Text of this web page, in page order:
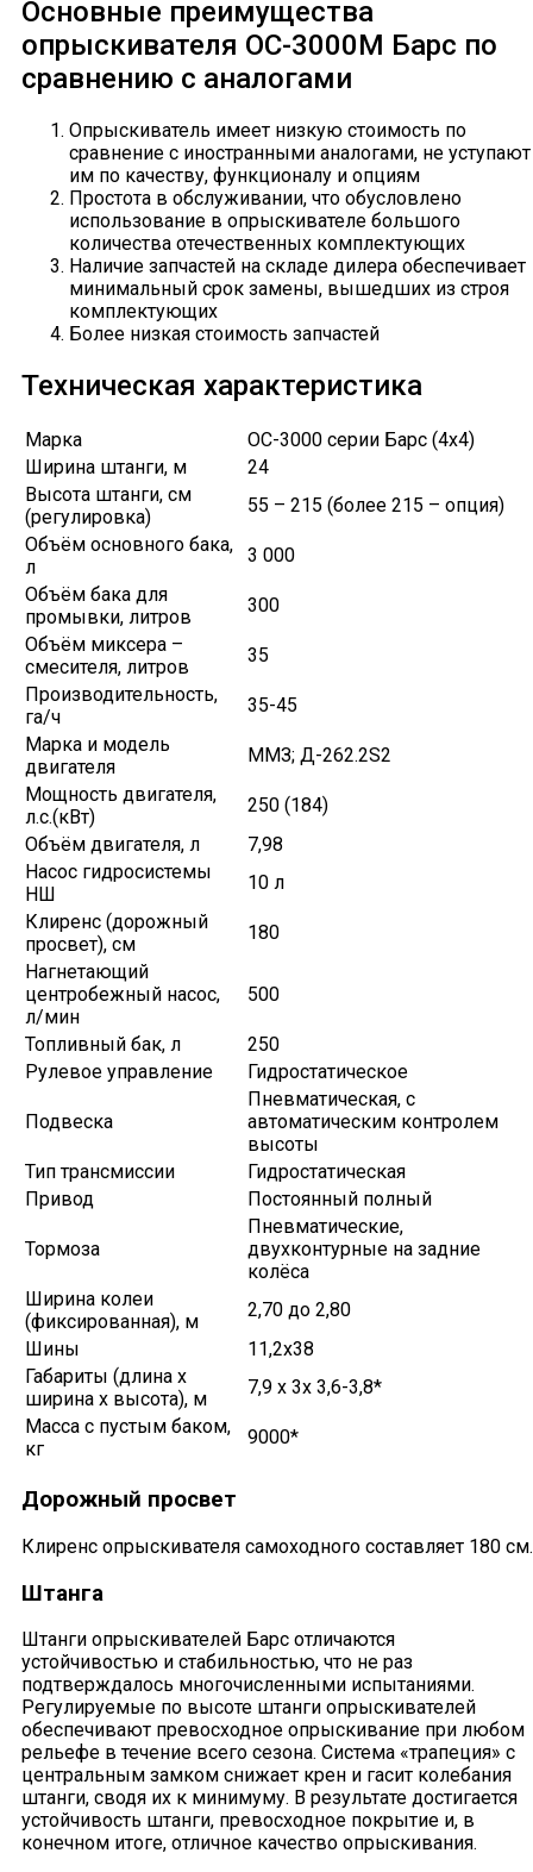
Основные преимущества
опрыскивателя ОС-3000М Барс по
сравнению с аналогами
Опрыскиватель имеет низкую стоимость по
сравнение с иностранными аналогами, не уступают
им по качеству, функционалу и опциям
Простота в обслуживании, что обусловлено
использование в опрыскивателе большого
количества отечественных комплектующих
Наличие запчастей на складе дилера обеспечивает
минимальный срок замены, вышедших из строя
комплектующих
Более низкая стоимость запчастей
Техническая характеристика
Марка
ОС-3000 серии Барс (4х4)
Ширина штанги, м
24
Высота штанги, см
(регулировка)
55 – 215 (более 215 – опция)
Объём основного бака,
л
3 000
Объём бака для
промывки, литров
300
Объём миксера –
смесителя, литров
35
Производительность,
га/ч
35-45
Марка и модель
двигателя
ММЗ; Д-262.2S2
Мощность двигателя,
л.с.(кВт)
250 (184)
Объём двигателя, л
7,98
Насос гидросистемы
НШ
10 л
Клиренс (дорожный
просвет), см
180
Нагнетающий
центробежный насос,
л/мин
500
Топливный бак, л
250
Рулевое управление
Гидростатическое
Подвеска
Пневматическая, с
автоматическим контролем
высоты
Тип трансмиссии
Гидростатическая
Привод
Постоянный полный
Тормоза
Пневматические,
двухконтурные на задние
колёса
Ширина колеи
(фиксированная), м
2,70 до 2,80
Шины
11,2х38
Габариты (длина х
ширина х высота), м
7,9 х 3х 3,6-3,8*
Масса с пустым баком,
кг
9000*
Дорожный просвет
Клиренс опрыскивателя самоходного составляет 180 см.
Штанга
Штанги опрыскивателей Барс отличаются
устойчивостью и стабильностью, что не раз
подтверждалось многочисленными испытаниями.
Регулируемые по высоте штанги опрыскивателей
обеспечивают превосходное опрыскивание при любом
рельефе в течение всего сезона. Система «трапеция» с
центральным замком снижает крен и гасит колебания
штанги, сводя их к минимуму. В результате достигается
устойчивость штанги, превосходное покрытие и, в
конечном итоге, отличное качество опрыскивания.